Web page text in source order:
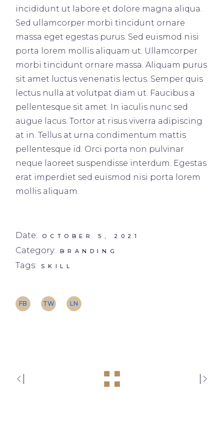
incididunt ut labore et dolore magna aliqua.
Sed ullamcorper morbi tincidunt ornare
massa eget egestas purus. Sed euismod nisi
porta lorem mollis aliquam ut. Ullamcorper
morbi tincidunt ornare massa. Aliquam purus
sit amet luctus venenatis lectus. Semper quis
lectus nulla at volutpat diam ut. Faucibus a
pellentesque sit amet. In iaculis nunc sed
augue lacus. Tortor at risus viverra adipiscing
at in. Tellus at urna condimentum mattis
pellentesque id. Orci porta non pulvinar
neque laoreet suspendisse interdum. Egestas
erat imperdiet sed euismod nisi porta lorem
mollis aliquam.
Date: OCTOBER 5, 2021
Category: BRANDING
Tags: SKILL
FB TW LN